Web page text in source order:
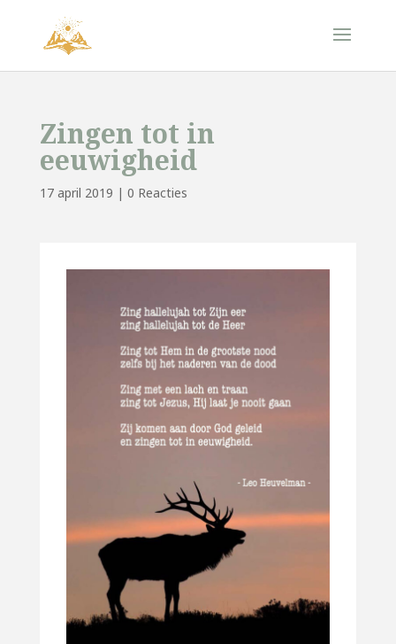
Zingen tot in
eeuwigheid
17 april 2019 | 0 Reacties